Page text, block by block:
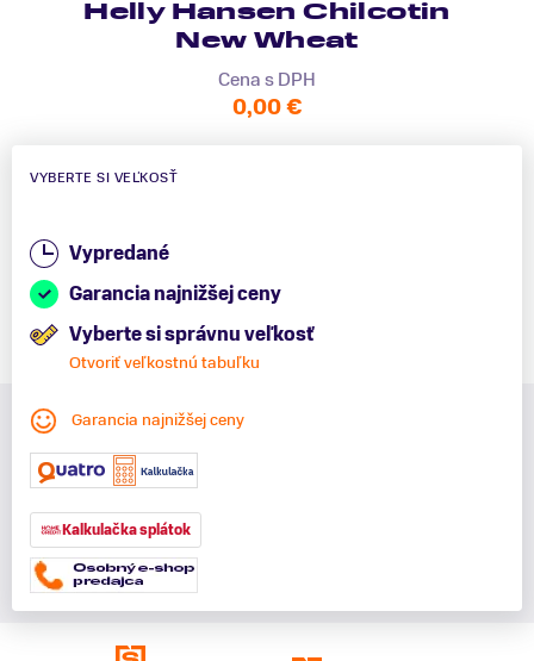
Helly Hansen Chilcotin
New Wheat
Cena s DPH
0,00 €
VYBERTE SI VEĽKOSŤ
Vypredané
Garancia najnižšej ceny
Vyberte si správnu veľkosť
Otvoriť veľkostnú tabuľku
Garancia najnižšej ceny
Kalkulačka splátok